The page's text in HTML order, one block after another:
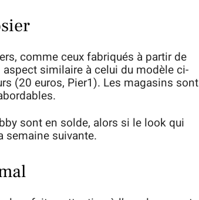
comme ceux fabriqués à partir de
aspect similaire à celui du modèle ci-
(20 euros, Pier1). Les magasins sont
sont en solde, alors si le look qui
semaine suivante.